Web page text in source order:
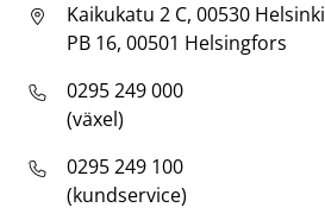
Kaikukatu 2 C, 00530 Helsinki
PB 16, 00501 Helsingfors
0295 249 000
(växel)
0295 249 100
(kundservice)